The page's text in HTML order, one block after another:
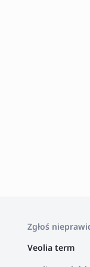
Zgłoś
Veolia term